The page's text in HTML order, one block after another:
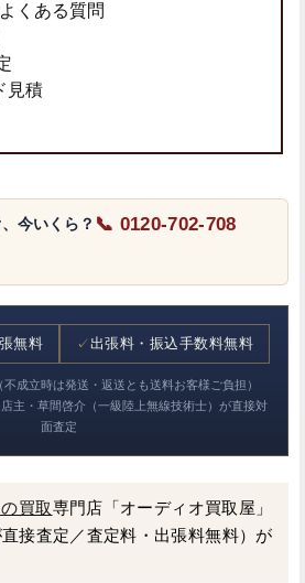
くある質問
見積
今いくら？ 📞 0120-702-708
無料 ✓出張料・振込手数料無料
成立時は発送・返送とも送料お客様ご負担）
主・草間啓介（一級陸上無線技術士）が直接対
面査定
買取専門店「オーディオ買取屋」
直接査定／査定料・出張料無料）が